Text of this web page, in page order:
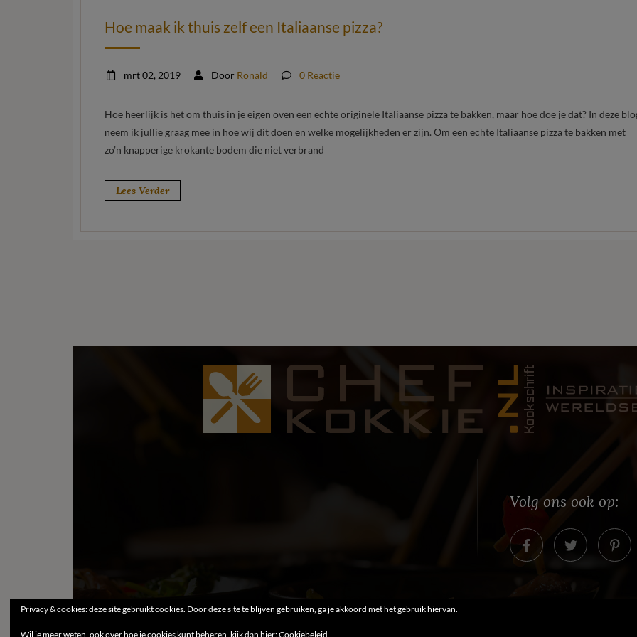
Hoe maak ik thuis zelf een Italiaanse pizza?
mrt 02, 2019 Door Ronald 0 Reactie
Hoe heerlijk is het om thuis in je eigen oven een echte originele Italiaanse pizza te bakken, maar hoe doe je dat? In deze
neem ik jullie graag mee in hoe wij dit doen en welke mogelijkheden er zijn. Om een echte Italiaanse pizza te bakken met
zo’n knapperige krokante bodem die niet verbrand
Lees Verder
Volg ons ook op:
Privacy & cookies: deze site gebruikt cookies. Door deze site te blijven gebruiken, ga je akkoord met het gebruik hiervan.
Wil je meer weten, ook over hoe je cookies kunt beheren, kijk dan hier:Cookiebeleid